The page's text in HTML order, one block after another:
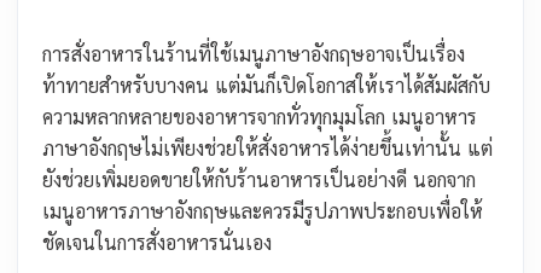
การสั่งอาหารในร้านที่ใช้เมนูภาษาอังกฤษอาจเป็นเรื่อง
ท้าทายสำหรับบางคน แต่มันก็เปิดโอกาสให้เราได้สัมผัสกับ
ความหลากหลายของอาหารจากทั่วทุกมุมโลก เมนูอาหาร
ภาษาอังกฤษไม่เพียงช่วยให้สั่งอาหารได้ง่ายขึ้นเท่านั้น แต่
ยังช่วยเพิ่มยอดขายให้กับร้านอาหารเป็นอย่างดี นอกจาก
เมนูอาหารภาษาอังกฤษและควรมีรูปภาพประกอบเพื่อให้
ชัดเจนในการสั่งอาหารนั่นเอง